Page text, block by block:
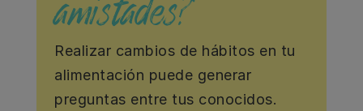
Realizar cambios de hábitos en tu
alimentación puede generar
preguntas entre tus conocidos.